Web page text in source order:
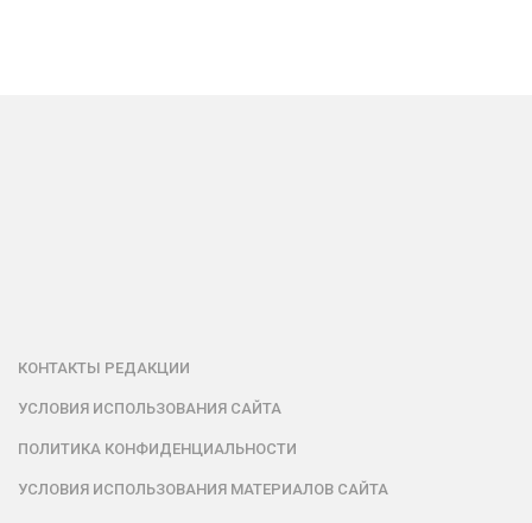
КОНТАКТЫ РЕДАКЦИИ
УСЛОВИЯ ИСПОЛЬЗОВАНИЯ САЙТА
ПОЛИТИКА КОНФИДЕНЦИАЛЬНОСТИ
УСЛОВИЯ ИСПОЛЬЗОВАНИЯ МАТЕРИАЛОВ САЙТА